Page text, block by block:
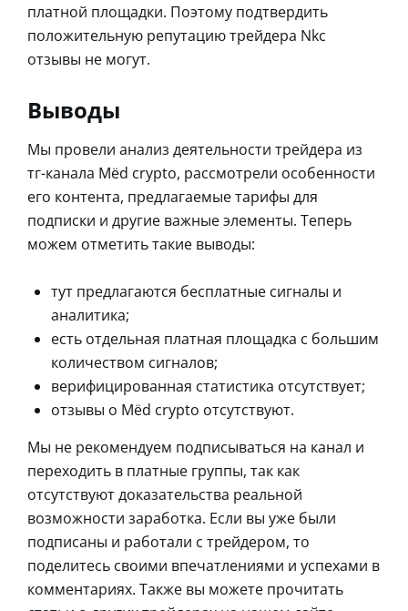
платной площадки. Поэтому подтвердить
положительную репутацию трейдера Nkc
отзывы не могут.
Выводы
Мы провели анализ деятельности трейдера из
тг-канала Mёd crypto, рассмотрели особенности
его контента, предлагаемые тарифы для
подписки и другие важные элементы. Теперь
можем отметить такие выводы:
тут предлагаются бесплатные сигналы и
аналитика;
есть отдельная платная площадка с большим
количеством сигналов;
верифицированная статистика отсутствует;
отзывы о Mёd crypto отсутствуют.
Мы не рекомендуем подписываться на канал и
переходить в платные группы, так как
отсутствуют доказательства реальной
возможности заработка. Если вы уже были
подписаны и работали с трейдером, то
поделитесь своими впечатлениями и успехами в
комментариях. Также вы можете прочитать